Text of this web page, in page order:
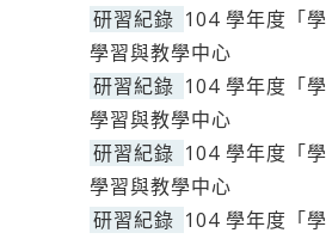
研習紀錄 104 學年度「
學習與教學中心
研習紀錄 104 學年度「
學習與教學中心
研習紀錄 104 學年度「
學習與教學中心
研習紀錄 104 學年度「